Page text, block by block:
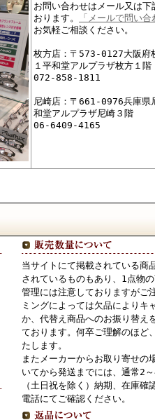
お問い合わせはメール又は
おります。
「メールで問い合
お気軽ご相談ください。
枚方店：〒573-0127大阪府
１平和堂アルプラザ枚方１階
072-858-1811
尼崎店：〒661-0976兵庫県
和堂アルプラザ尼崎３階
06-6409-4165
当サイトにて掲載されている商
されているものもあり、1点物
管理には注意しておりますがご
ミングによっては欠品によりキ
か、代替え商品へのお振り替え
ております。何卒ご理解のほど
たします。
またメーカーからお取り寄せの
いてから発送までには、通常2～
（土日祝を除く）納期、在庫確
電話にてご確認ください。